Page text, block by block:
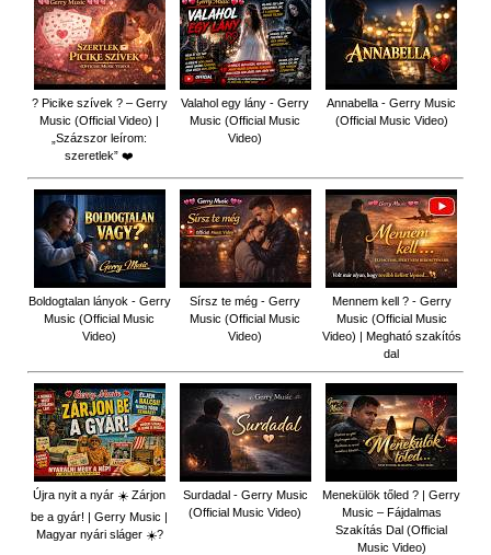
? Picike szívek ? – Gerry
Music (Official Video) |
„Százszor leírom:
szeretlek” ❤️
Valahol egy lány - Gerry
Music (Official Music
Video)
Annabella - Gerry Music
(Official Music Video)
Boldogtalan lányok - Gerry
Music (Official Music
Video)
Sírsz te még - Gerry
Music (Official Music
Video)
Mennem kell ? - Gerry
Music (Official Music
Video) | Megható szakítós
dal
Újra nyit a nyár ☀️ Zárjon
be a gyár! | Gerry Music |
Magyar nyári sláger ☀️?
Surdadal - Gerry Music
(Official Music Video)
Menekülök tőled ? | Gerry
Music – Fájdalmas
Szakítás Dal (Official
Music Video)